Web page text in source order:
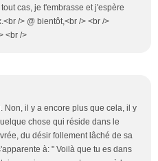
cas, je t'embrasse et j'espère
/> @ bientôt,<br /> <br />
<br />
Non, il y a encore plus que cela, il y
chose qui réside dans le
du désir follement lâché de sa
à: " Voilà que tu es dans